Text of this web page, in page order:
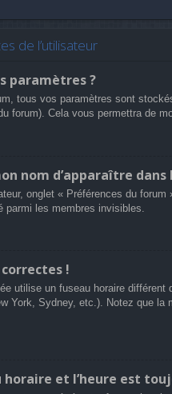
de l’utilisateur
paramètres ?
tous vos paramètres sont
forum). Cela vous permettra de
nom d’apparaître
onglet « Préférences du forum
les membres invisibles.
!
utilise un fuseau horaire
York, Sydney, etc.). Notez que la
horaire et l’heure est